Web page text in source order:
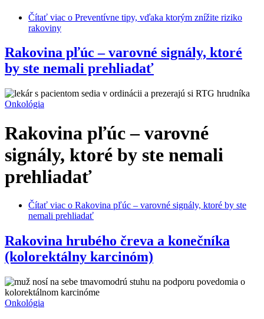
Čítať viac o Preventívne tipy, vďaka ktorým znížite riziko
rakoviny
Rakovina pľúc – varovné signály, ktoré
by ste nemali prehliadať
Onkológia
Rakovina pľúc – varovné
signály, ktoré by ste nemali
prehliadať
Čítať viac o Rakovina pľúc – varovné signály, ktoré by ste
nemali prehliadať
Rakovina hrubého čreva a konečníka
(kolorektálny karcinóm)
Onkológia